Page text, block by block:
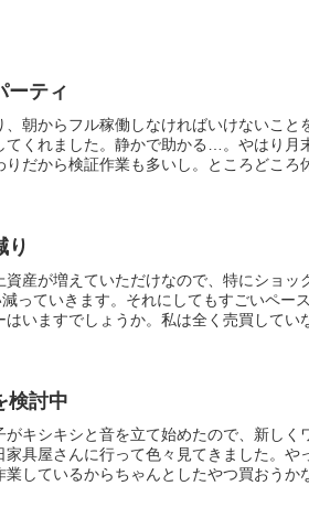
ーティ
朝からフル稼働しなければいけないこと
てくれました。静かで助かる…。やはり月
だから検証作業も多いし。ところどころ
り
産が増えていただけなので、特にショッ
っていきます。それにしてもすごいペー
いますでしょうか。私は全く売買してい
検討中
キシキシと音を立て始めたので、新しく
具屋さんに行って色々見てきました。や
しているからちゃんとしたやつ買おうか